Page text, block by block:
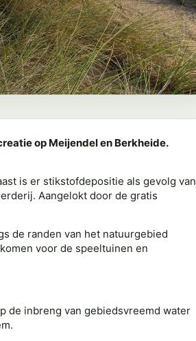
op Meijendel en Berkheide.
is er stikstofdepositie als gevolg van
Aangelokt door de gratis
de randen van het natuurgebied
voor de speeltuinen en
de inbreng van gebiedsvreemd water